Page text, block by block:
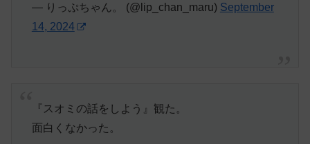
— りっぷちゃん。 (@lip_chan_maru) September
14, 2024
『スオミの話をしよう』観た。
面白くなかった。